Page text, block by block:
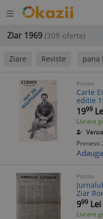
Deschide
meniul
Ziar 1969 (309 oferte)
Ziare Reviste pana
Promo
Carte
editie
coperti
1999
Livrare
Primesti
Promo
Ziar
Stare
999 Lei
Livrare